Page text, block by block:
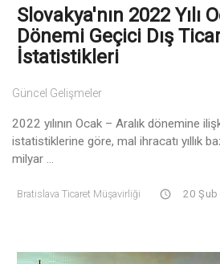
Slovakya'nın 2022 Yılı
Dönemi Geçici Dış
İstatistikleri
Güncel Gelişmeler
2022 yılının Ocak – Aralık dönemine
istatistiklerine göre, mal ihracatı yıllık
milyar ...
Bratislava Ticaret Müşavirliği 20